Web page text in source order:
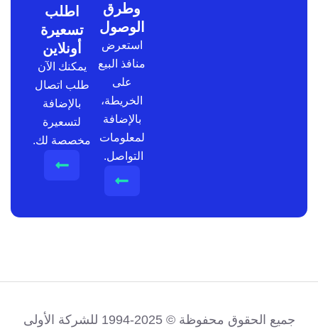
وطرق
الوصول
استعرض
منافذ البيع
على
الخريطة،
بالإضافة
لمعلومات
التواصل.
اطلب
تسعيرة
أونلاين
يمكنك الآن
طلب اتصال
بالإضافة
لتسعيرة
مخصصة لك.
جميع الحقوق محفوظة © 2025-1994 للشركة الأولى